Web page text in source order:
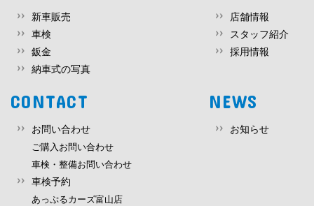
新車販売
車検
鈑金
納車式の写真
店舗情報
スタッフ紹介
採用情報
CONTACT
お問い合わせ
ご購入お問い合わせ
車検・整備お問い合わせ
車検予約
あっぷるカーズ富山店
NEWS
お知らせ